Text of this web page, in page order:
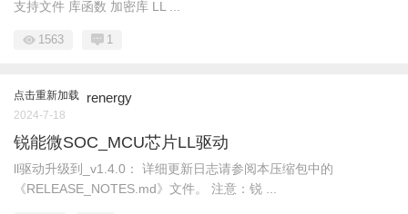
支持文件 库函数 加密库 LL ...
1563 1
点击重新加载 renergy
2024-7-18
锐能微SOC_MCU芯片LL驱动
ll驱动升级到_v1.4.0： 详细更新日志请参阅本压缩包中的
《RELEASE_NOTES.md》文件。 注意：锐 ...